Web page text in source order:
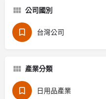
公司國別
台灣公司
產業分類
日用品產業